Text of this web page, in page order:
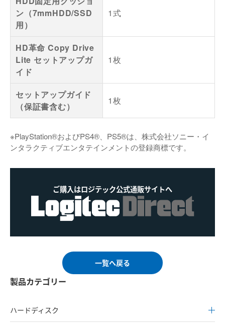
ン（7mmHDD/SSD
用）
1式
HD革命 Copy Drive
Lite セットアップガ
イド
1枚
セットアップガイド
（保証書含む）
1枚
※PlayStation®およびPS4®、PS5®は、株式会社ソニー・イ
ンタラクティブエンタテインメントの登録商標です。
ご購入はロジテック公式通販サイトへ
一覧へ戻る
製品カテゴリー
ハードディスク